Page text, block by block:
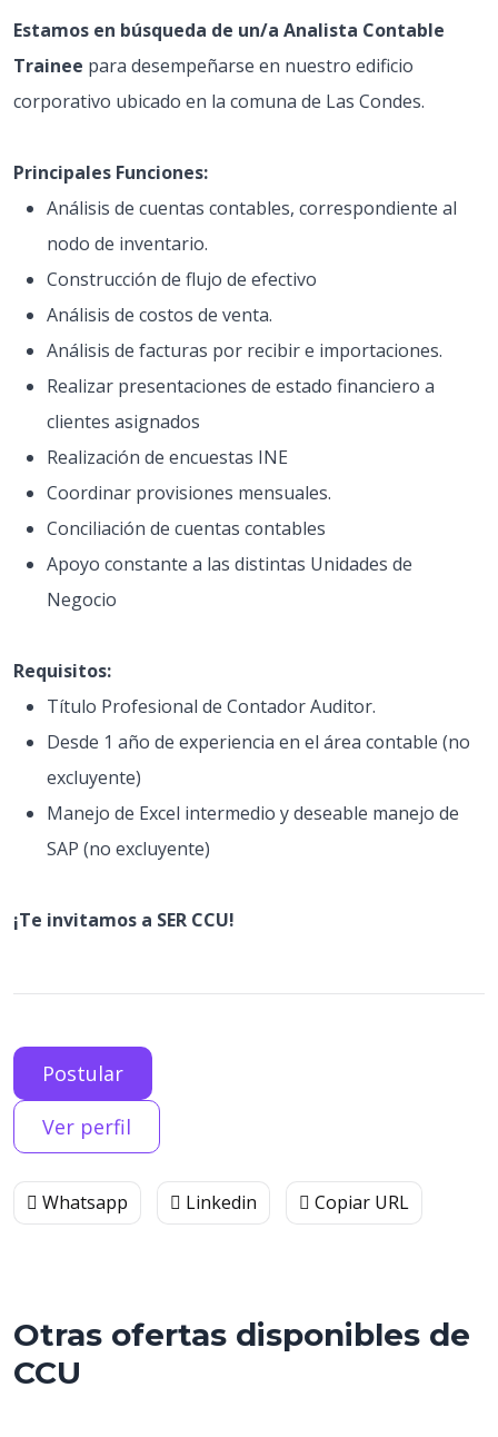
Estamos en búsqueda de un/a Analista Contable
Trainee para desempeñarse en nuestro edificio
corporativo ubicado en la comuna de Las Condes.
Principales Funciones:
Análisis de cuentas contables, correspondiente al
nodo de inventario.
Construcción de flujo de efectivo
Análisis de costos de venta.
Análisis de facturas por recibir e importaciones.
Realizar presentaciones de estado financiero a
clientes asignados
Realización de encuestas INE
Coordinar provisiones mensuales.
Conciliación de cuentas contables
Apoyo constante a las distintas Unidades de
Negocio
Requisitos:
Título Profesional de Contador Auditor.
Desde 1 año de experiencia en el área contable (no
excluyente)
Manejo de Excel intermedio y deseable manejo de
SAP (no excluyente)
¡Te invitamos a SER CCU!
Postular
Ver perfil
Whatsapp Linkedin Copiar URL
Otras ofertas disponibles de
CCU